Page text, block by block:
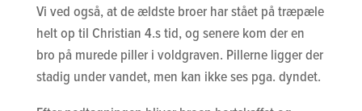
Vi ved også, at de ældste broer har stået på træpæle
helt op til Christian 4.s tid, og senere kom der en
bro på murede piller i voldgraven. Pillerne ligger der
stadig under vandet, men kan ikke ses pga. dyndet.